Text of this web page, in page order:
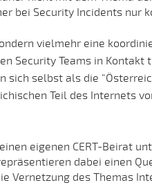
bei Security Incidents nur
vielmehr eine
Security Teams in
sich selbst als die
Teil des Internets
eigenen CERT-Beirat
dabei einen
Vernetzung des Themas